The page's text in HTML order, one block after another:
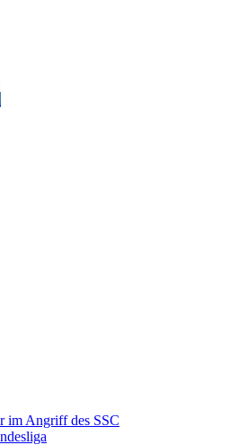
im Angriff des SSC